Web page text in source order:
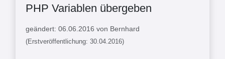
PHP Variablen übergeben
geändert: 06.06.2016 von Bernhard
(Erstveröffentlichung: 30.04.2016)